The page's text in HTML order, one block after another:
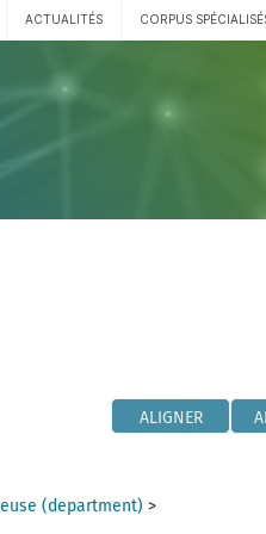
ACTUALITÉS CORPUS
ALIGNER
(department) >